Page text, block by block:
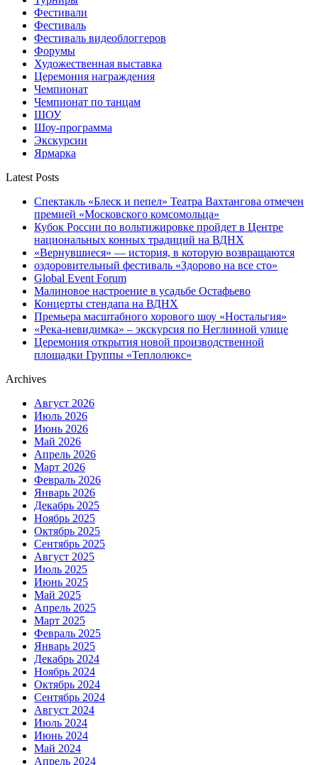
Фестивали
Фестиваль
Фестиваль видеоблоггеров
Форумы
Художественная выставка
Церемония награждения
Чемпионат
Чемпионат по танцам
ШОУ
Шоу-программа
Экскурсии
Ярмарка
Latest Posts
Спектакль «Блеск и пепел» Театра Вахтангова отмечен
премией «Московского комсомольца»
Кубок России по вольтижировке пройдет в Центре
национальных конных традиций на ВДНХ
«Вернувшиеся» — история, в которую возвращаются
оздоровительный фестиваль «Здорово на все сто»
Global Event Forum
Малиновое настроение в усадьбе Остафьево
Концерты стендапа на ВДНХ
Премьера масштабного хорового шоу «Ностальгия»
«Река-невидимка» – экскурсия по Неглинной улице
Церемония открытия новой производственной
площадки Группы «Теплолюкс»
Archives
Август 2026
Июль 2026
Июнь 2026
Май 2026
Апрель 2026
Март 2026
Февраль 2026
Январь 2026
Декабрь 2025
Ноябрь 2025
Октябрь 2025
Сентябрь 2025
Август 2025
Июль 2025
Июнь 2025
Май 2025
Апрель 2025
Март 2025
Февраль 2025
Январь 2025
Декабрь 2024
Ноябрь 2024
Октябрь 2024
Сентябрь 2024
Август 2024
Июль 2024
Июнь 2024
Май 2024
Апрель 2024